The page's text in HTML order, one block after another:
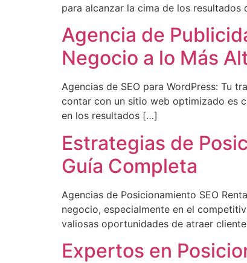
para alcanzar la cima de los resultados
Agencia de
Negocio a lo Más
Agencias de SEO para WordPress: Tu
contar con un sitio web optimizado es
en los resultados […]
Estrategias de
Guía Completa
Agencias de Posicionamiento SEO
negocio, especialmente en el
valiosas oportunidades de atraer
Expertos en